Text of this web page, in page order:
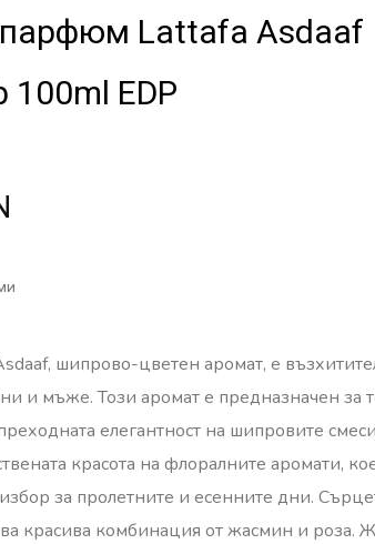
Lattafa Asdaaf
100ml EDP
шипрово-цветен аромат, е
и мъже. Този аромат е предназначен за
елегантност на шипровите
красота на флоралните аромати,
за пролетните и есенните дни.
красива комбинация от жасмин и роза.